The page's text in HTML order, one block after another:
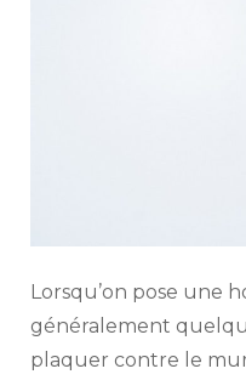
Lorsqu’on pose une
généralement
plaquer contre le